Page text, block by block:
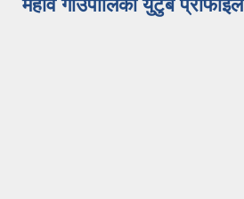
महावै गाउँपालिका युटुब प्रोफाइल